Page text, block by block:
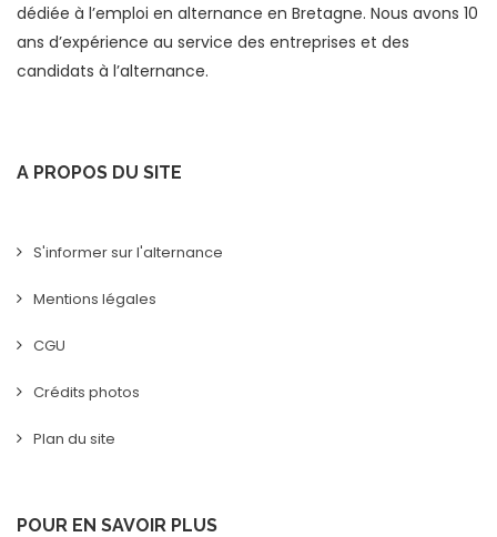
dédiée à l’emploi en alternance en Bretagne. Nous avons 10
ans d’expérience au service des entreprises et des
candidats à l’alternance.
A PROPOS DU SITE
S'informer sur l'alternance
Mentions légales
CGU
Crédits photos
Plan du site
POUR EN SAVOIR PLUS